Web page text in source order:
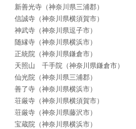
新善光寺（神奈川県三浦郡）
信誠寺（神奈川県横須賀市）
神武寺（神奈川県逗子市）
随縁寺（神奈川県横浜市）
正統院（神奈川県鎌倉市）
天照山 千手院（神奈川県鎌倉市）
仙光院（神奈川県三浦郡）
善了寺（神奈川県横浜市）
荘厳寺（神奈川県横須賀市）
荘厳寺（神奈川県藤沢市）
宝蔵院（神奈川県横浜市）